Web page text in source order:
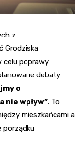
z
Grodziska
celu poprawy
debaty
o
nie wpływ”. To
mieszkańcami a
porządku